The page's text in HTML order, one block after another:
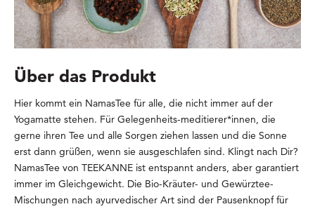
Über das Produkt
Hier kommt ein NamasTee für alle, die nicht immer auf der
Yogamatte stehen. Für Gelegenheits-meditierer*innen, die
gerne ihren Tee und alle Sorgen ziehen lassen und die Sonne
erst dann grüßen, wenn sie ausgeschlafen sind. Klingt nach Dir?
NamasTee von TEEKANNE ist entspannt anders, aber garantiert
immer im Gleichgewicht. Die Bio-Kräuter- und Gewürztee-
Mischungen nach ayurvedischer Art sind der Pausenknopf für